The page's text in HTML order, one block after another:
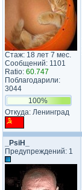
Стаж: 18 лет 7 мес.
Сообщений: 1101
Ratio: 60.747
Поблагодарили:
3044
100%
Откуда: Ленинград
_PsiH_
Предупреждений: 1